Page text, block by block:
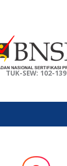
TUK-SEW: 102-139